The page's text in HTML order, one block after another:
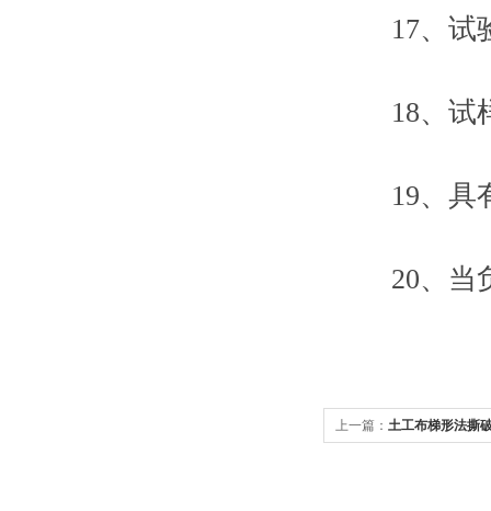
17、试验
18、试样
19、具有
20、当负
上一篇： 土工布梯形法撕